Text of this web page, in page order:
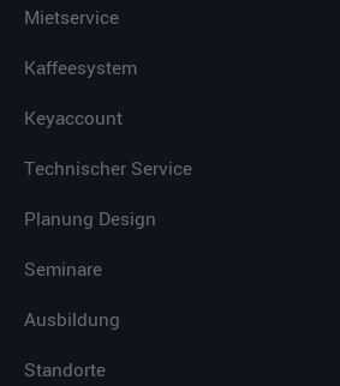
Mietservice
Kaffeesystem
Keyaccount
Technischer Service
Planung Design
Seminare
Ausbildung
Standorte